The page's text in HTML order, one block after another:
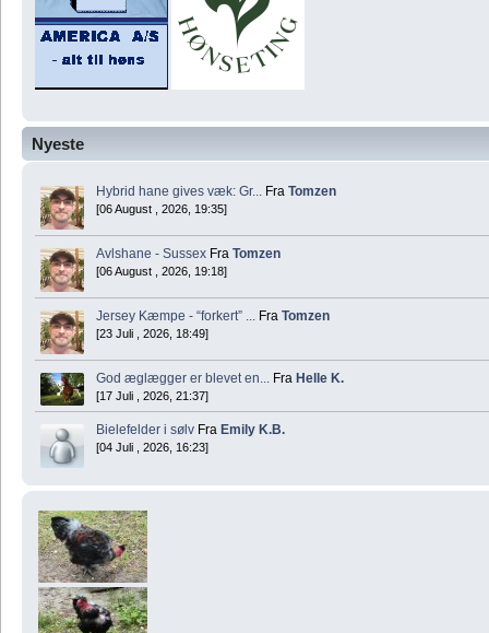
Nyeste
Hybrid hane gives væk: Gr... Fra Tomzen
[06 August , 2026, 19:35]
Avlshane - Sussex Fra Tomzen
[06 August , 2026, 19:18]
Jersey Kæmpe - “forkert” ... Fra Tomzen
[23 Juli , 2026, 18:49]
God æglægger er blevet en... Fra Helle K.
[17 Juli , 2026, 21:37]
Bielefelder i sølv Fra Emily K.B.
[04 Juli , 2026, 16:23]